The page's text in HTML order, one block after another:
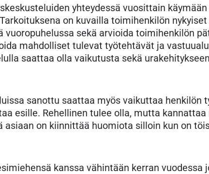
yhteydessä vuosittain käymään
on kuvailla toimihenkilön
sekä arvioida toimihenkilön
mahdolliset tulevat työtehtävät ja
saattaa olla vaikutusta sekä
sanottu saattaa myös vaikuttaa henkilön
esille. Rehellinen tulee olla, mutta
on kiinnittää huomiota silloin kun on
kanssa vähintään kerran vuodessa